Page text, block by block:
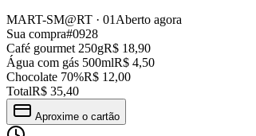
MART-SM@RT · 01 Aberto agora
Sua compra#0928
Café gourmet 250gR$ 18,90
Água com gás 500mlR$ 4,50
Chocolate 70%R$ 12,00
TotalR$ 35,40
Aproxime o cartão